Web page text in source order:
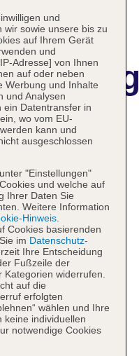
Das Hotel bietet
auf 3 Etagen, die
und
wir sowie unsere bis zu
auf Ihrem Gerät
und
Adresse] von Ihnen
auf oder neben
Werbung und Inhalte
und Analysen
ein Datentransfer in
wo vom EU-
kann und
ausgeschlossen
"Einstellungen"
und welche auf
Ihrer Daten Sie
Weitere Information
Hinweis.
Cookies basierenden
im Datenschutz-
Ihre Entscheidung
Fußzeile der
widerrufen.
auf die
erfolgten
wählen und Ihre
keine individuellen
notwendige Cookies